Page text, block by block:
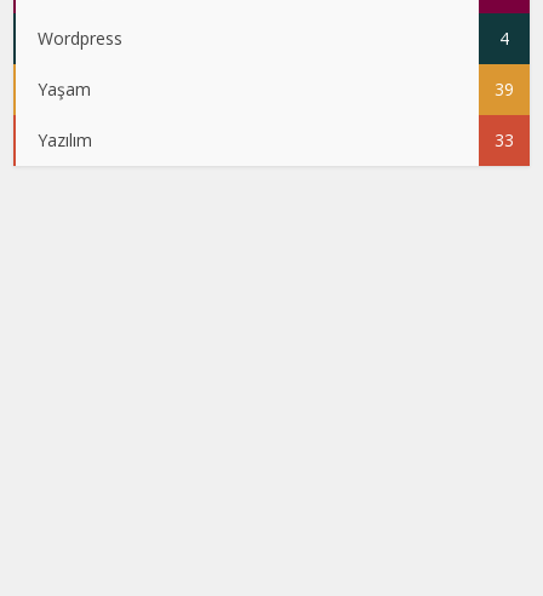
Wordpress 4
Yaşam 39
Yazılım 33